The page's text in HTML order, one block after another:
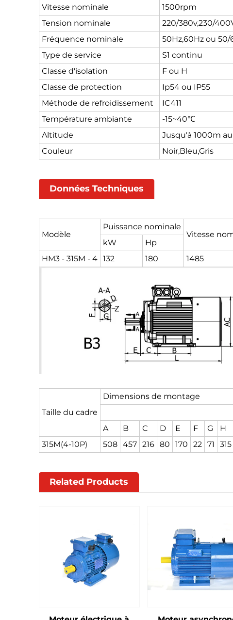
Vitesse nominale
1500rpm
Tension nominale
220/380v,230/
Fréquence nominale
50Hz,60Hz ou 50/
Type de service
S1 continu
Classe d'isolation
F ou H
Classe de protection
Ip54 ou IP55
Méthode de refroidissement
IC411
Température ambiante
-15~40℃
Altitude
Jusqu'à 1000m
Couleur
Noir,Bleu,Gris
Données Techniques
Modèle
Puissance nominale
Vitesse
kW
Hp
HM3 - 315M - 4
132 180 1485
Taille du cadre
Dimensions de montage
A
B C D E F G H
315M(4-10P)
508 457 216 80 170 22 71 315
Related Products